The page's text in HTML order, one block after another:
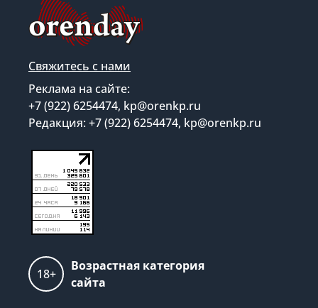
Свяжитесь с нами
Реклама на сайте:
+7 (922) 6254474, kp@orenkp.ru
Редакция: +7 (922) 6254474, kp@orenkp.ru
18+
Возрастная категория
сайта